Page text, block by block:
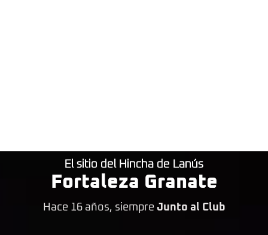
El sitio del Hincha de Lanús
Fortaleza Granate
Hace 16 años, siempre Junto al Club